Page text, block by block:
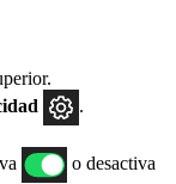
o desactiva